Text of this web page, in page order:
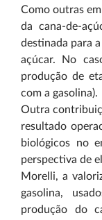
Como outras
da cana-de-
destinada para
açúcar. No
produção de
com a gasolina).
Outra
resultado
biológicos no
perspectiva de
Morelli, a
gasolina,
produção do